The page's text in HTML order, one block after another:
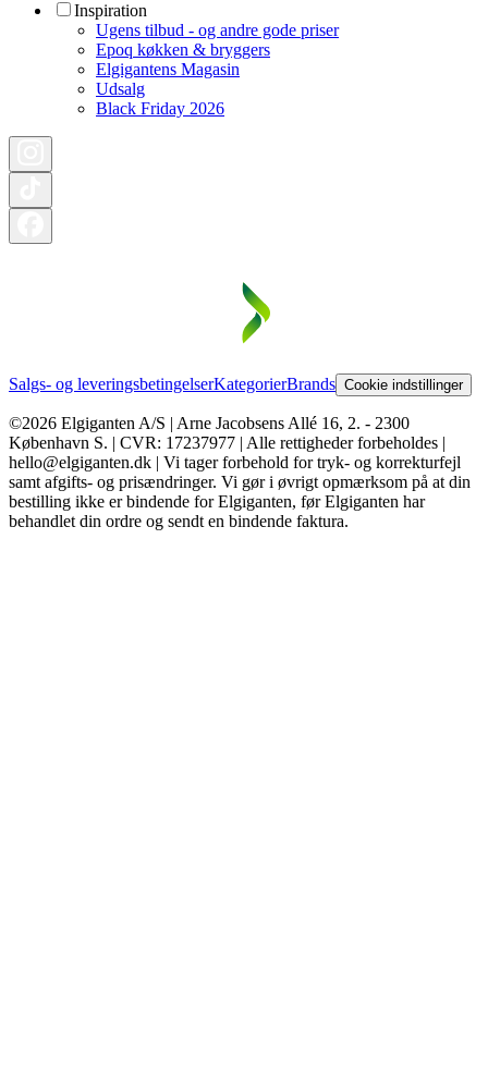
Inspiration
Ugens tilbud - og andre gode priser
Epoq køkken & bryggers
Elgigantens Magasin
Udsalg
Black Friday 2026
Salgs- og leveringsbetingelserKategorierBrands Cookie indstillinger
©2026 Elgiganten A/S | Arne Jacobsens Allé 16, 2. - 2300
København S. | CVR: 17237977 | Alle rettigheder forbeholdes |
hello@elgiganten.dk | Vi tager forbehold for tryk- og korrekturfejl
samt afgifts- og prisændringer. Vi gør i øvrigt opmærksom på at din
bestilling ikke er bindende for Elgiganten, før Elgiganten har
behandlet din ordre og sendt en bindende faktura.